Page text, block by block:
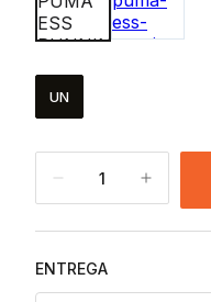
UN
1
ENTREGA